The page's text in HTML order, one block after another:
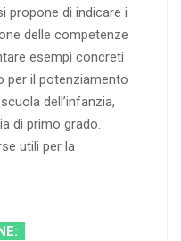
propone di indicare i
delle competenze
esempi concreti
per il potenziamento
dell’infanzia,
di primo grado.
utili per la